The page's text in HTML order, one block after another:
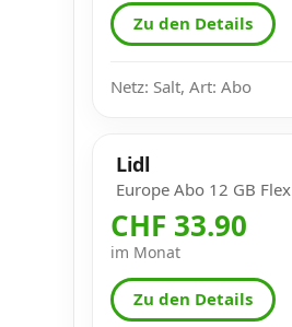
Zu den Details
Netz: Salt, Art: Abo
Lidl
Europe Abo 12 GB Flex
CHF 33.90
im Monat
Zu den Details